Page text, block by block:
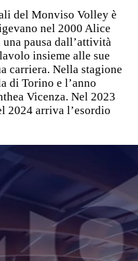
del Monviso Volley è
nel 2000 Alice
pausa dall’attività
insieme alle sue
carriera. Nella stagione
di Torino e l’anno
Vicenza. Nel 2023
2024 arriva l’esordio